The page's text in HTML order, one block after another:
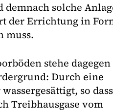
demnach solche
der Errichtung in
muss.
stehe
Durch eine
so
Treibhausgase vom